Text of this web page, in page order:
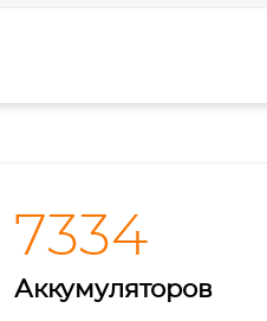
7334
Аккумуляторов